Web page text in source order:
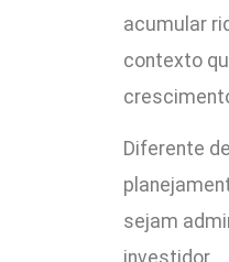
acumular
contexto
Diferente
sejam